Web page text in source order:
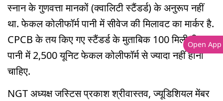
स्नान के गुणवत्ता मानकों (क्वालिटी स्टैंडर्ड) के अनुरूप नहीं
था. फेकल कोलीफॉर्म पानी में सीवेज की मिलावट का मार्कर है.
CPCB के तय किए गए स्टैंडर्ड के मुताबिक 100 मिलीलीटर
पानी में 2,500 यूनिट फेकल कोलीफॉर्म से ज्यादा नहीं होना
चाहिए.
NGT अध्यक्ष जस्टिस प्रकाश श्रीवास्तव, ज्यूडिशियल मेंबर
Open App